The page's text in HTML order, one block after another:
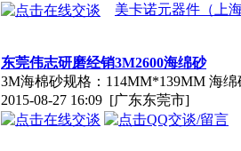
美卡诺元器件（上
东莞伟志研磨经销3M2600海绵砂
3M海棉砂规格：114MM*139MM 海绵
2015-08-27 16:09 [广东东莞市]